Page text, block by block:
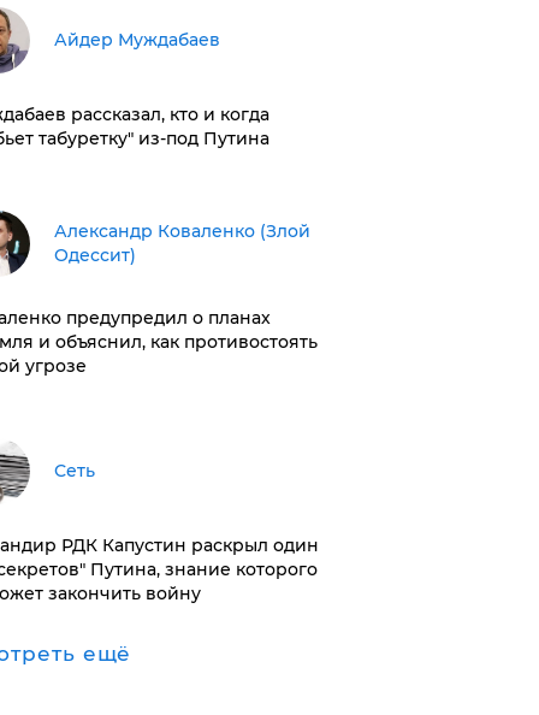
Айдер Муждабаев
рассказал, кто и когда
табуретку" из-под Путина
Александр Коваленко (Злой
Одессит)
предупредил о планах
и объяснил, как противостоять
угрозе
Сеть
РДК Капустин раскрыл один
Путина, знание которого
закончить войну
ещё